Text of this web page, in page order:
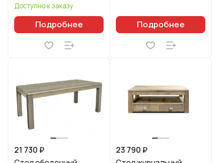
Доступно к заказу
Подробнее Подробнее
21 730 ₽
23 790 ₽